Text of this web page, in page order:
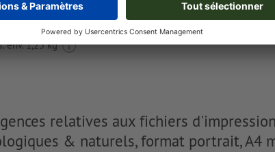
HT
€ 68,86
approx. :
août - mar. 18 août
env.1,25 kg
relatives aux fichiers
& naturels, format portrait, A4